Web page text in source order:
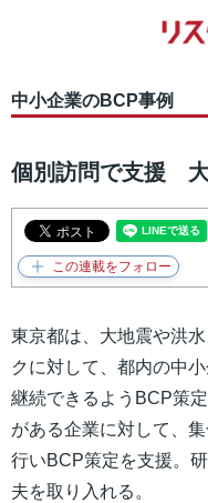
中小企業のBCP事例
個別訪問で支援
東京都は、大地震や洪
クに対して、都内の中
継続できるようBCP策
がある企業に対して、
行いBCP策定を支援。
夫を取り入れる。